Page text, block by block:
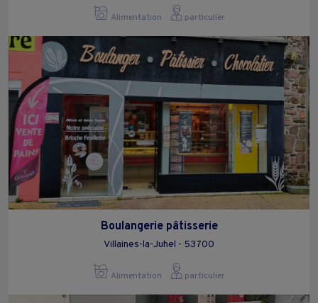
Alimentation particulier
Boulangerie pâtisserie
Villaines-la-Juhel - 53700
Alimentation particulier